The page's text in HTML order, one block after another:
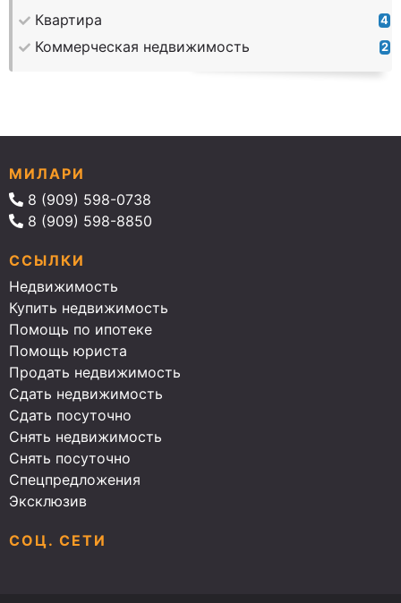
Квартира 4
Коммерческая недвижимость 2
МИЛАРИ
8 (909) 598-0738
8 (909) 598-8850
ССЫЛКИ
Недвижимость
Купить недвижимость
Помощь по ипотеке
Помощь юриста
Продать недвижимость
Сдать недвижимость
Сдать посуточно
Снять недвижимость
Снять посуточно
Спецпредложения
Эксклюзив
СОЦ. СЕТИ